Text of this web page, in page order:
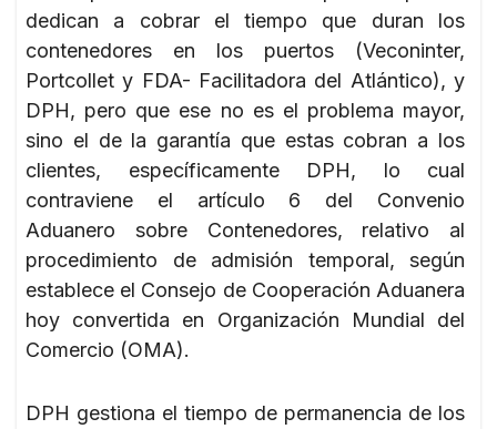
dedican a cobrar el tiempo que duran los
contenedores en los puertos (Veconinter,
Portcollet y FDA- Facilitadora del Atlántico), y
DPH, pero que ese no es el problema mayor,
sino el de la garantía que estas cobran a los
clientes, específicamente DPH, lo cual
contraviene el artículo 6 del Convenio
Aduanero sobre Contenedores, relativo al
procedimiento de admisión temporal, según
establece el Consejo de Cooperación Aduanera
hoy convertida en Organización Mundial del
Comercio (OMA).
DPH gestiona el tiempo de permanencia de los